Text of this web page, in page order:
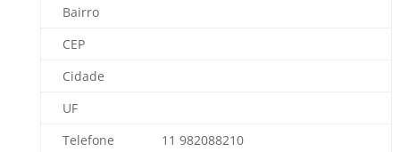
Bairro
CEP
Cidade
UF
Telefone
11 982088210